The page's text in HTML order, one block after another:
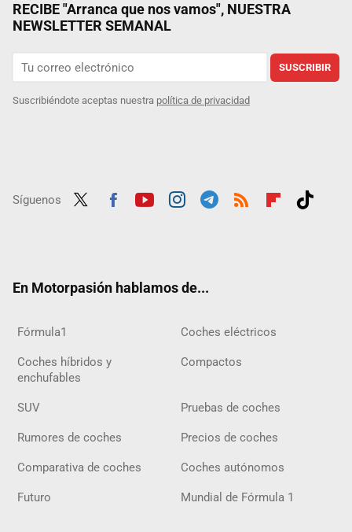
RECIBE "Arranca que nos vamos", NUESTRA
NEWSLETTER SEMANAL
SUSCRIBIR
Suscribiéndote aceptas nuestra política de privacidad
Síguenos
En Motorpasión hablamos de...
Fórmula1 Coches eléctricos
Coches híbridos y
enchufables
Compactos
SUV Pruebas de coches
Rumores de coches Precios de coches
Comparativa de coches Coches autónomos
Futuro Mundial de Fórmula 1